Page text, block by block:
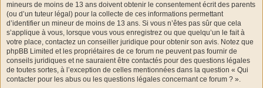
mineurs de moins de 13 ans doivent obtenir le consentement écrit des parents
(ou d’un tuteur légal) pour la collecte de ces informations permettant
d’identifier un mineur de moins de 13 ans. Si vous n’êtes pas sûr que cela
s’applique à vous, lorsque vous vous enregistrez ou que quelqu’un le fait à
votre place, contactez un conseiller juridique pour obtenir son avis. Notez que
phpBB Limited et les propriétaires de ce forum ne peuvent pas fournir de
conseils juridiques et ne sauraient être contactés pour des questions légales
de toutes sortes, à l’exception de celles mentionnées dans la question « Qui
contacter pour les abus ou les questions légales concernant ce forum ? ».